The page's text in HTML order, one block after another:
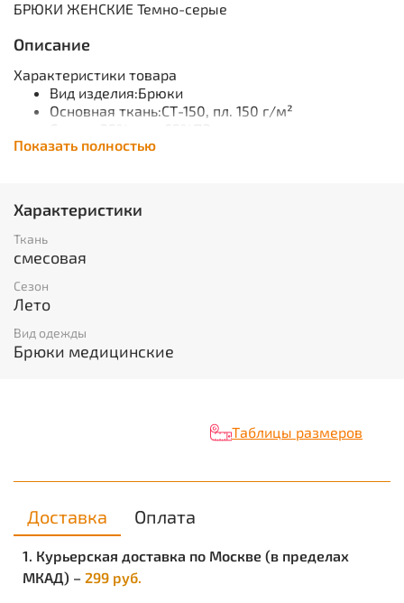
БРЮКИ ЖЕНСКИЕ Темно-серые
Описание
Характеристики товара
Вид изделия:Брюки
Основная ткань:СТ-150, пл. 150 г/м²
Гарантийный срок хранения:
Брюки:
• прямые по всей длине
• боковые карманы
Показать полностью
Характеристики
Ткань
смесовая
Сезон
Лето
Вид одежды
Брюки медицинские
Таблицы размеров
Доставка Оплата
1. Курьерская доставка по Москве (в пределах
МКАД) – 299 руб.